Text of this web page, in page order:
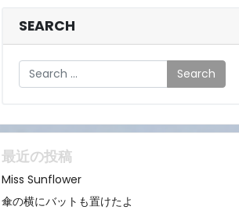
SEARCH
Search
最近の投稿
Miss Sunflower
傘の横にバットも置けたよ